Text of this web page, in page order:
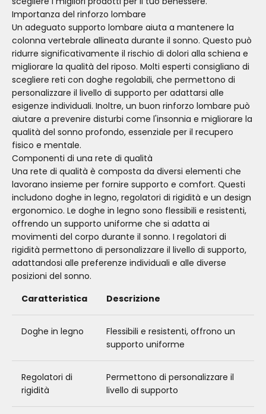
Importanza del rinforzo lombare
Un adeguato supporto lombare aiuta a mantenere la
colonna vertebrale allineata durante il sonno. Questo può
ridurre significativamente il rischio di dolori alla schiena e
migliorare la qualità del riposo. Molti esperti consigliano di
scegliere reti con doghe regolabili, che permettono di
personalizzare il livello di supporto per adattarsi alle
esigenze individuali. Inoltre, un buon rinforzo lombare può
aiutare a prevenire disturbi come l'insonnia e migliorare la
qualità del sonno profondo, essenziale per il recupero
fisico e mentale.
Componenti di una rete di qualità
Una rete di qualità è composta da diversi elementi che
lavorano insieme per fornire supporto e comfort. Questi
includono doghe in legno, regolatori di rigidità e un design
ergonomico. Le doghe in legno sono flessibili e resistenti,
offrendo un supporto uniforme che si adatta ai
movimenti del corpo durante il sonno. I regolatori di
rigidità permettono di personalizzare il livello di supporto,
adattandosi alle preferenze individuali e alle diverse
posizioni del sonno.
Caratteristica
Descrizione
Doghe in legno
Flessibili e resistenti, offrono un
supporto uniforme
Regolatori di
rigidità
Permettono di personalizzare il
livello di supporto